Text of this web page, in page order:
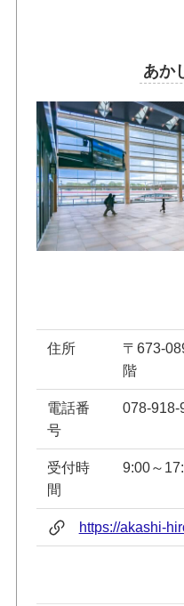
あか
住所
〒673-
階
電話番
号
078-918-
受付時
間
9:00～
https://akashi-